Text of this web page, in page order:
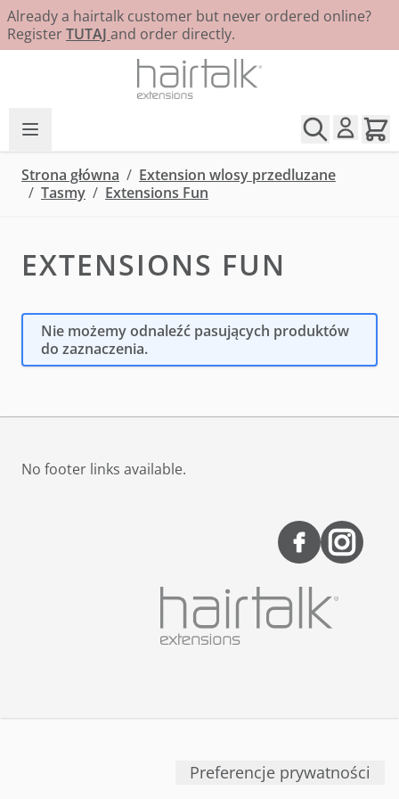
Already a hairtalk customer but never ordered online?
RegisterTUTAJ and order directly.
Strona główna / Extension wlosy przedluzane
/ Tasmy / Extensions Fun
EXTENSIONS FUN
Nie możemy odnaleźć pasujących produktów
do zaznaczenia.
No footer links available.